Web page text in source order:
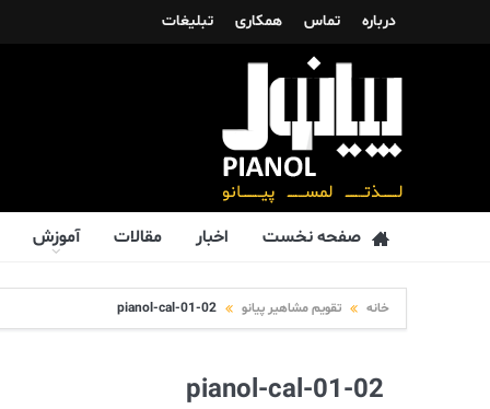
درباره تماس همکاری تبلیغات
صفحه نخست اخبار مقالات آموزش
خانه تقویم مشاهیر پیانو pianol-cal-01-02
pianol-cal-01-02